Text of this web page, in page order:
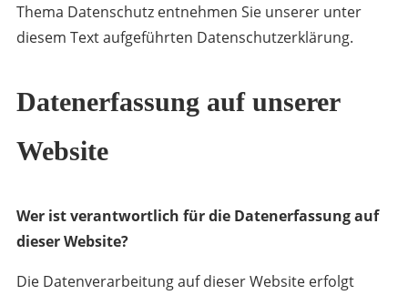
Thema Datenschutz entnehmen Sie unserer unter
diesem Text aufgeführten Datenschutzerklärung.
Datenerfassung auf unserer
Website
Wer ist verantwortlich für die Datenerfassung auf
dieser Website?
Die Datenverarbeitung auf dieser Website erfolgt